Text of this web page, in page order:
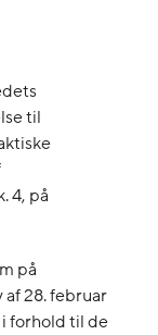
til
4, på
på
af 28. februar
forhold til de